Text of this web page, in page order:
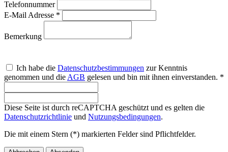
Telefonnummer
E-Mail Adresse *
Bemerkung
Ich habe die Datenschutzbestimmungen zur Kenntnis
genommen und die AGB gelesen und bin mit ihnen einverstanden. *
Diese Seite ist durch reCAPTCHA geschützt und es gelten die
Datenschutzrichtlinie und Nutzungsbedingungen.
Die mit einem Stern (*) markierten Felder sind Pflichtfelder.